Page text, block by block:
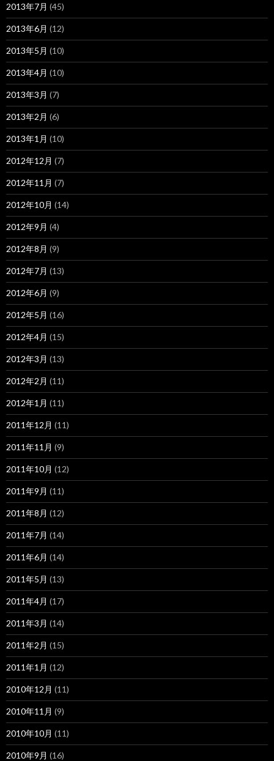
2013年7月 (45)
2013年6月 (12)
2013年5月 (10)
2013年4月 (10)
2013年3月 (7)
2013年2月 (6)
2013年1月 (10)
2012年12月 (7)
2012年11月 (7)
2012年10月 (14)
2012年9月 (4)
2012年8月 (9)
2012年7月 (13)
2012年6月 (9)
2012年5月 (16)
2012年4月 (15)
2012年3月 (13)
2012年2月 (11)
2012年1月 (11)
2011年12月 (11)
2011年11月 (9)
2011年10月 (12)
2011年9月 (11)
2011年8月 (12)
2011年7月 (14)
2011年6月 (14)
2011年5月 (13)
2011年4月 (17)
2011年3月 (14)
2011年2月 (15)
2011年1月 (12)
2010年12月 (11)
2010年11月 (9)
2010年10月 (11)
2010年9月 (16)